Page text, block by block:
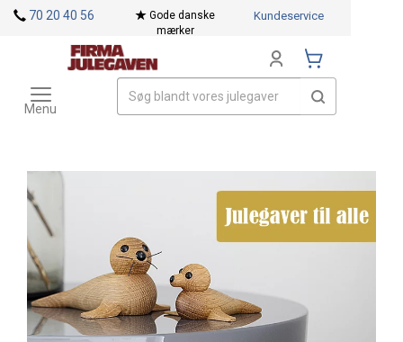
70 20 40 56
Gode danske
mærker
Kundeservice
Toggle
navigation
Menu
Mærker